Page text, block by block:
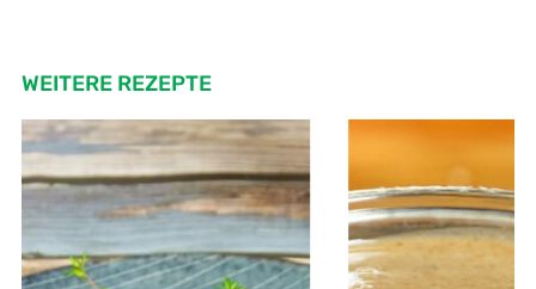
WEITERE REZEPTE